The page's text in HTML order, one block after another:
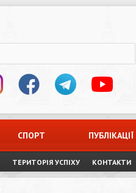
СПОРТ ПУБЛІКАЦІЇ
ТЕРИТОРІЯ УСПІХУ КОНТАКТИ